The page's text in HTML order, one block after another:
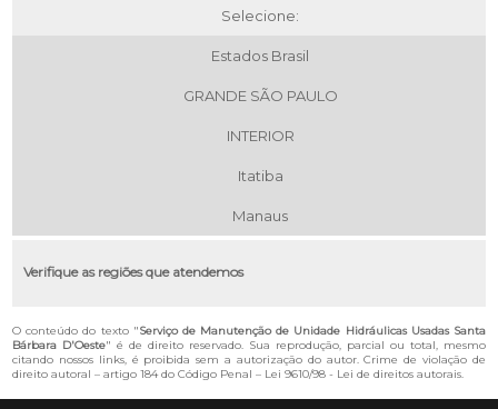
Selecione:
Estados Brasil
GRANDE SÃO PAULO
INTERIOR
Itatiba
Manaus
Verifique as regiões que atendemos
O conteúdo do texto "Serviço de Manutenção de Unidade Hidráulicas Usadas Santa
Bárbara D'Oeste" é de direito reservado. Sua reprodução, parcial ou total, mesmo
citando nossos links, é proibida sem a autorização do autor. Crime de violação de
direito autoral – artigo 184 do Código Penal – Lei 9610/98 - Lei de direitos autorais.